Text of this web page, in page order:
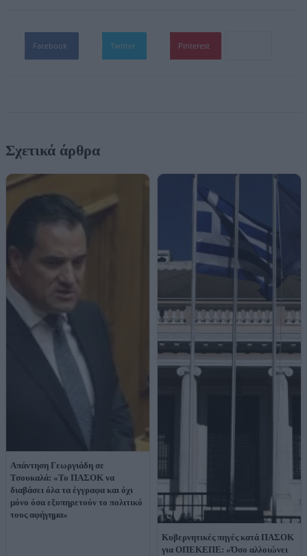
Facebook Twitter Pinterest
Σχετικά άρθρα
Απάντηση Γεωργιάδη σε
Τσουκαλά: «Το ΠΑΣΟΚ να
διαβάσει όλα τα έγγραφα και όχι
μόνο όσα εξυπηρετούν το πολιτικό
τους αφήγημα»
Κυβερνητικές πηγές κατά ΠΑΣΟΚ
για ΟΠΕΚΕΠΕ: «Όσο αλλοιώνει